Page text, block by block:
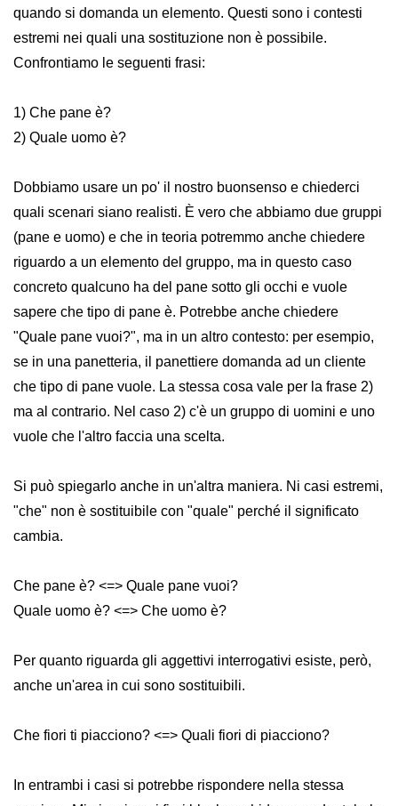
quando si domanda un elemento. Questi sono i contesti
estremi nei quali una sostituzione non è possibile.
Confrontiamo le seguenti frasi:
1) Che pane è?
2) Quale uomo è?
Dobbiamo usare un po' il nostro buonsenso e chiederci
quali scenari siano realisti. È vero che abbiamo due gruppi
(pane e uomo) e che in teoria potremmo anche chiedere
riguardo a un elemento del gruppo, ma in questo caso
concreto qualcuno ha del pane sotto gli occhi e vuole
sapere che tipo di pane è. Potrebbe anche chiedere
"Quale pane vuoi?", ma in un altro contesto: per esempio,
se in una panetteria, il panettiere domanda ad un cliente
che tipo di pane vuole. La stessa cosa vale per la frase 2)
ma al contrario. Nel caso 2) c'è un gruppo di uomini e uno
vuole che l'altro faccia una scelta.
Si può spiegarlo anche in un'altra maniera. Ni casi estremi,
"che" non è sostituibile con "quale" perché il significato
cambia.
Che pane è? <=> Quale pane vuoi?
Quale uomo è? <=> Che uomo è?
Per quanto riguarda gli aggettivi interrogativi esiste, però,
anche un'area in cui sono sostituibili.
Che fiori ti piacciono? <=> Quali fiori di piacciono?
In entrambi i casi si potrebbe rispondere nella stessa